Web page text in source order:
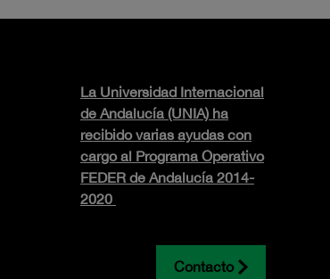
La Universidad Internacional
de Andalucía (UNIA) ha
recibido varias ayudas con
cargo al Programa Operativo
FEDER de Andalucía 2014-
2020
Contacto